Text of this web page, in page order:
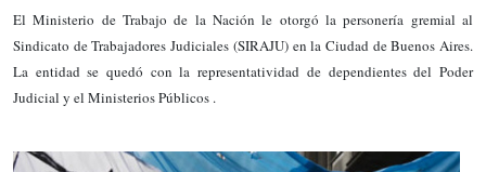
El Ministerio de Trabajo de la Nación le otorgó la personería gremial al
Sindicato de Trabajadores Judiciales (SIRAJU) en la Ciudad de Buenos Aires.
La entidad se quedó con la representatividad de dependientes del Poder
Judicial y el Ministerios Públicos .